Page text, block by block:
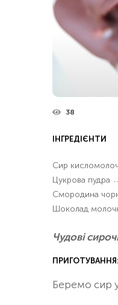
38
ІНГРЕДІЄНТИ
Сир
Цукрова пудра
Смородина
Шоколад
Чудові
ПРИГОТУВАННЯ:
Беремо сир